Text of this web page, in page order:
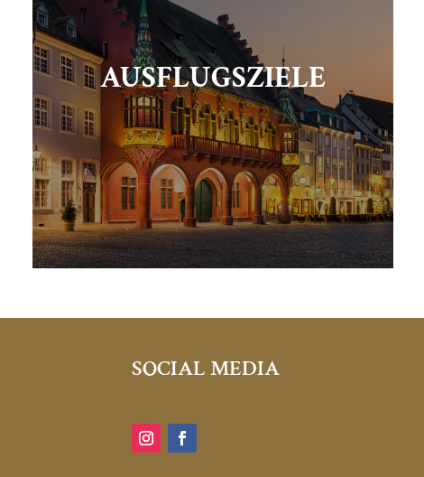
AUSFLUGSZIELE
SOCIAL MEDIA